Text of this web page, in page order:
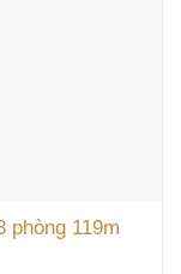
phòng 119m